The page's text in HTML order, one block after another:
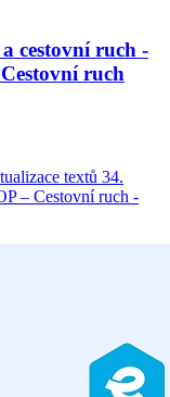
cestovní ruch -
ruch
textů 34.
– Cestovní ruch -